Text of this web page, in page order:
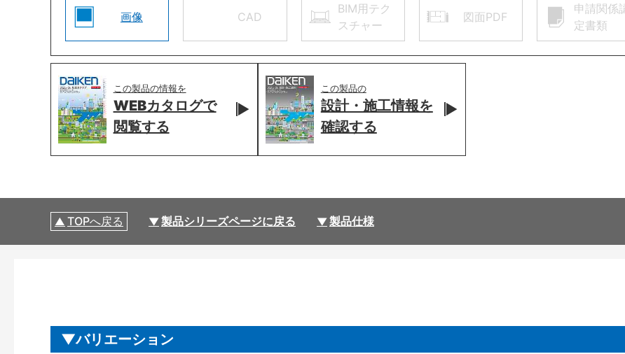
画像 CAD
BIM用テク
スチャー
図面PDF
申請関係
定書類
この製品の情報を
WEBカタログで
閲覧する
この製品の
設計・施工情報を
確認する
TOPへ戻る 製品シリーズページに戻る 製品仕様
バリエーション